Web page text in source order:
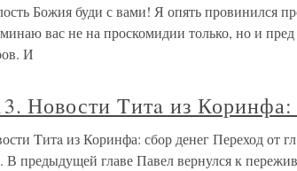
Божия буди с вами! Я опять провинился
вас не на проскомидии только, но и
И
Новости Tитa из Коринфа:
Tитa из Коринфа: сбор денег Переход от
В предыдущей главе Павел вернулся к